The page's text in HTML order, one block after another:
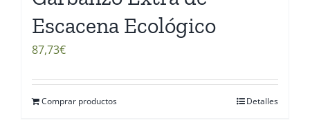
Escacena Ecológico
87,73€
Comprar productos Detalles